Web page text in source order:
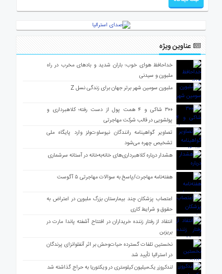
عناوین ویژه
خداحافظ هوای خوب؛ باران شدید و بادهای مخرب در راه
ملبورن و سیدنی
ملبورن سومین شهر برتر جهان برای زندگی نسل Z
۳۰۰ شاکی و ۴ همت پول از دست رفته؛ کلاهبرداری و
پولشویی در قالب شرکت مهاجرتی
تصاویر گواهینامه رانندگان نیوساوت‌ولز وارد پایگاه ملی
تشخیص چهره می‌شود
هشدار درباره کلاهبرداری‌های خانه‌به‌خانه در آستانه سرشماری
هفته‌نامه مهاجرت/پاسخ به سوالات مهاجرتی ۵ آگوست
اعتصاب پزشکان چند بیمارستان بزرگ ملبورن در اعتراض به
حقوق و شرایط کاری
انتقاد از رفتار زننده خریداران در افتتاح آشفته پاندا مارت در
بریزبن
نخستین تلفات گسترده حیات‌وحش بر اثر آنفلوانزای پرندگان
در استرالیا تأیید شد
لندکروزر یک‌میلیون کیلومتری در ویکتوریا به حراج گذاشته شد